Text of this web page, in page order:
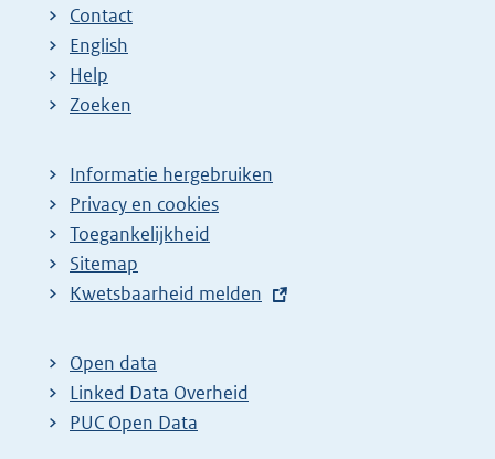
Contact
English
Help
Zoeken
Informatie hergebruiken
Privacy en cookies
Toegankelijkheid
Sitemap
E
t
e
r
Kwetsbaarheid melden
Open data
Linked Data Overheid
PUC Open Data